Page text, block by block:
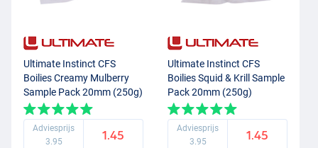
Ultimate Instinct CFS
Boilies Creamy Mulberry
Sample Pack 20mm (250g)
Adviesprijs
3.95
1.45
Ultimate Instinct CFS
Boilies Squid & Krill Sample
Pack 20mm (250g)
Adviesprijs
3.95
1.45